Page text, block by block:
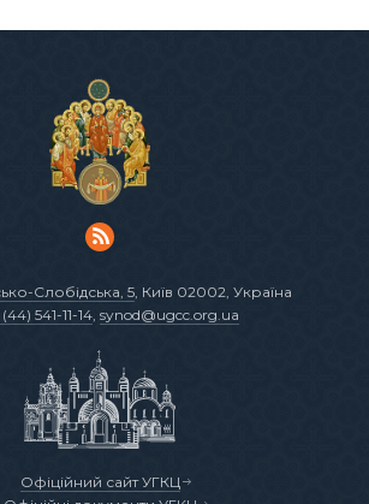
Слобідська, 5 , Київ 02002, Україна
541-11-14, synod@ugcc.org.ua
Офіційний сайт УГКЦ